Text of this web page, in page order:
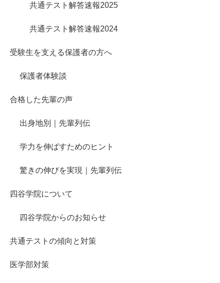
共通テスト解答速報2025
共通テスト解答速報2024
受験生を支える保護者の方へ
保護者体験談
合格した先輩の声
出身地別｜先輩列伝
学力を伸ばすためのヒント
驚きの伸びを実現｜先輩列伝
四谷学院について
四谷学院からのお知らせ
共通テストの傾向と対策
医学部対策